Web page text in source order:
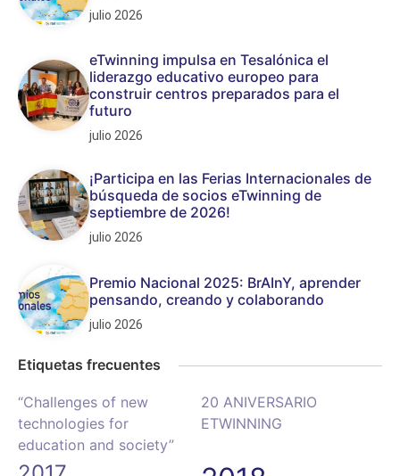
julio 2026
eTwinning impulsa en Tesalónica el
liderazgo educativo europeo para
construir centros preparados para el
futuro
julio 2026
¡Participa en las Ferias Internacionales de
búsqueda de socios eTwinning de
septiembre de 2026!
julio 2026
Premio Nacional 2025: BrAInY, aprender
pensando, creando y colaborando
julio 2026
Etiquetas frecuentes
“Challenges of new
technologies for
education and society”
20 ANIVERSARIO
ETWINNING